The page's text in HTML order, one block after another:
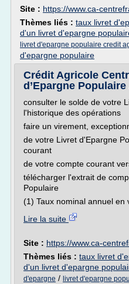
Site : https://www.ca-
Thèmes liés : taux livret
d'un livret d'epargne
livret d'epargne populaire credit
d'epargne populaire
Crédit Agricole
d’Epargne Populaire
consulter le solde de votre
l'historique des opérations
faire un virement,
de votre Livret d'Epargne
courant
de votre compte courant
télécharger l'extrait de
Populaire
(1) Taux nominal annuel en
Lire la suite
Site : https://www.ca-
Thèmes liés : taux livret
d'un livret d'epargne
d'epargne / livret d'epargne